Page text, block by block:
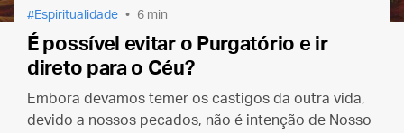
Espiritualidade 6 min
É possível evitar o Purgatório e ir
direto para o Céu?
Embora devamos temer os castigos da outra vida,
devido a nossos pecados, não é intenção de Nosso